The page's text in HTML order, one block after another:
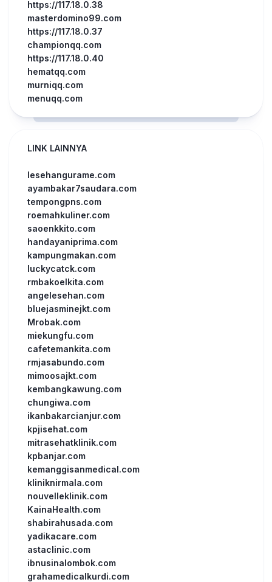
https://117.18.0.38
masterdomino99.com
https://117.18.0.37
championqq.com
https://117.18.0.40
hematqq.com
murniqq.com
menuqq.com
LINK LAINNYA
lesehangurame.com
ayambakar7saudara.com
tempongpns.com
roemahkuliner.com
saoenkkito.com
handayaniprima.com
kampungmakan.com
luckycatck.com
rmbakoelkita.com
angelesehan.com
bluejasminejkt.com
Mrobak.com
miekungfu.com
cafetemankita.com
rmjasabundo.com
mimoosajkt.com
kembangkawung.com
chungiwa.com
ikanbakarcianjur.com
kpjisehat.com
mitrasehatklinik.com
kpbanjar.com
kemanggisanmedical.com
kliniknirmala.com
nouvelleklinik.com
KainaHealth.com
shabirahusada.com
yadikacare.com
astaclinic.com
ibnusinalombok.com
grahamedicalkurdi.com